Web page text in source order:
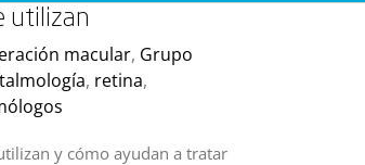
utilizan
macular, Grupo
, retina,
y cómo ayudan a tratar